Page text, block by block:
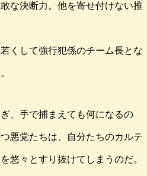
な決断力。他を寄せ付けない推
くして強行犯係のチーム長とな
、手で捕まえても何になるの
悪党たちは、自分たちのカルテ
悠々とすり抜けてしまうのだ。